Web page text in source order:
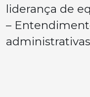
liderança de
–